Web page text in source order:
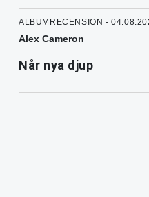
ALBUMRECENSION -
Alex Cameron
Når nya djup